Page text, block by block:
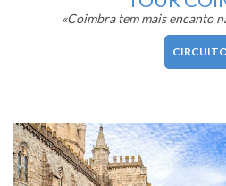
«Coimbra tem mais encanto